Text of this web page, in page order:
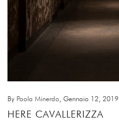
By Paola Minerdo , Gennaio 12, 2019
HERE CAVALLERIZZA